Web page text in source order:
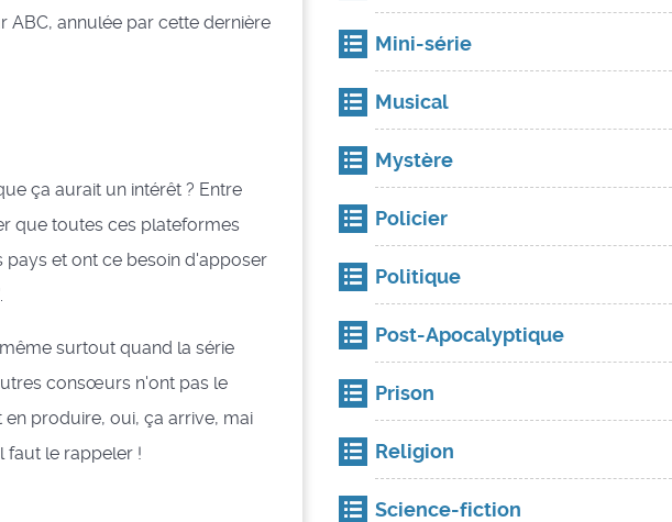
ABC, annulée par cette dernière
ça aurait un intérêt ? Entre
que toutes ces plateformes
pays et ont ce besoin d'apposer
surtout quand la série
consœurs n'ont pas le
produire, oui, ça arrive, mai
faut le rappeler !
Mini-série
Musical
Mystère
Policier
Politique
Post-Apocalyptique
Prison
Religion
Science-fiction